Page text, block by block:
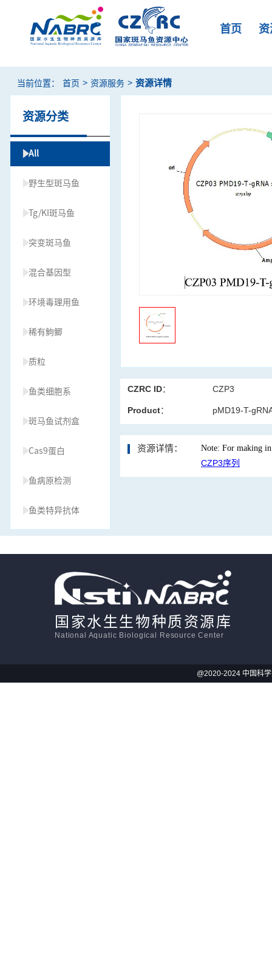
首页
当前位置： 首页 > 资源服务 > 资源详情
资源分类
All
野生型斑马鱼
Tg/KI斑马鱼
突变斑马鱼
混合基因型
环境毒理用鱼
稀有鮈鲫
质粒
鱼类细胞系
斑马鱼试剂盒
Cas9蛋白
鱼病原检测
鱼类特异抗体
活体影像学
显微注射
CZRC ID： CZP3
Product： pMD19-T-
资源详情： Note: For making
CZP3序列
国家水生生物种质资源库
National Aquatic Biological Resource Center
@2020-2024 中国科